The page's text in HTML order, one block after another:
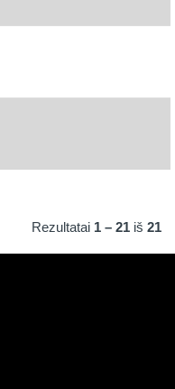
Rezultatai 1 – 21 iš 21